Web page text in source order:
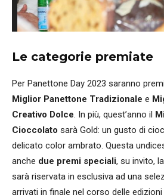
Le categorie premiate
Per Panettone Day 2023 saranno
Miglior Panettone Tradizionale e
Creativo Dolce . In più, quest’anno il
Cioccolato sarà Gold: un gusto di
delicato color ambrato. Questa
anche due premi speciali, su invito,
sarà riservata in esclusiva ad una
arrivati in finale nel corso delle